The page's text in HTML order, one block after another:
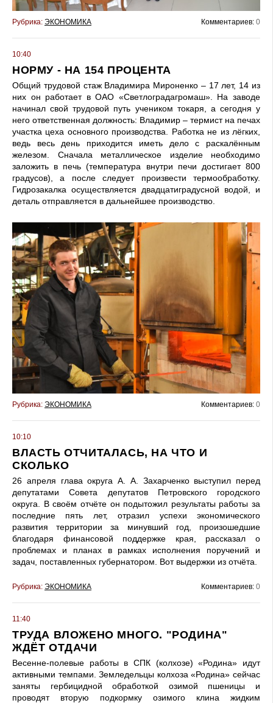
Рубрика: ЭКОНОМИКА Комментариев: 0
10:40
НОРМУ - НА 154 ПРОЦЕНТА
Общий трудовой стаж Владимира Мироненко – 17 лет, 14 из
них он работает в ОАО «Светлоградагромаш». На заводе
начинал свой трудовой путь учеником токаря, а сегодня у
него ответственная должность: Владимир – термист на печах
участка цеха основного производства. Работка не из лёгких,
ведь весь день приходится иметь дело с раскалённым
железом. Сначала металлическое изделие необходимо
заложить в печь (температура внутри печи достигает 800
градусов), а после следует произвести термообработку.
Гидрозакалка осуществляется двадцатиградусной водой, и
деталь отправляется в дальнейшее производство.
Рубрика: ЭКОНОМИКА Комментариев: 0
10:10
ВЛАСТЬ ОТЧИТАЛАСЬ, НА ЧТО И
СКОЛЬКО
26 апреля глава округа А. А. Захарченко выступил перед
депутатами Совета депутатов Петровского городского
округа. В своём отчёте он подытожил результаты работы за
последние пять лет, отразил успехи экономического
развития территории за минувший год, произошедшие
благодаря финансовой поддержке края, рассказал о
проблемах и планах в рамках исполнения поручений и
задач, поставленных губернатором. Вот выдержки из отчёта.
Рубрика: ЭКОНОМИКА Комментариев: 0
11:40
ТРУДА ВЛОЖЕНО МНОГО. "РОДИНА"
ЖДЁТ ОТДАЧИ
Весенне-полевые работы в СПК (колхозе) «Родина» идут
активными темпами. Земледельцы колхоза «Родина» сейчас
заняты гербицидной обработкой озимой пшеницы и
проводят вторую подкормку озимого клина жидким